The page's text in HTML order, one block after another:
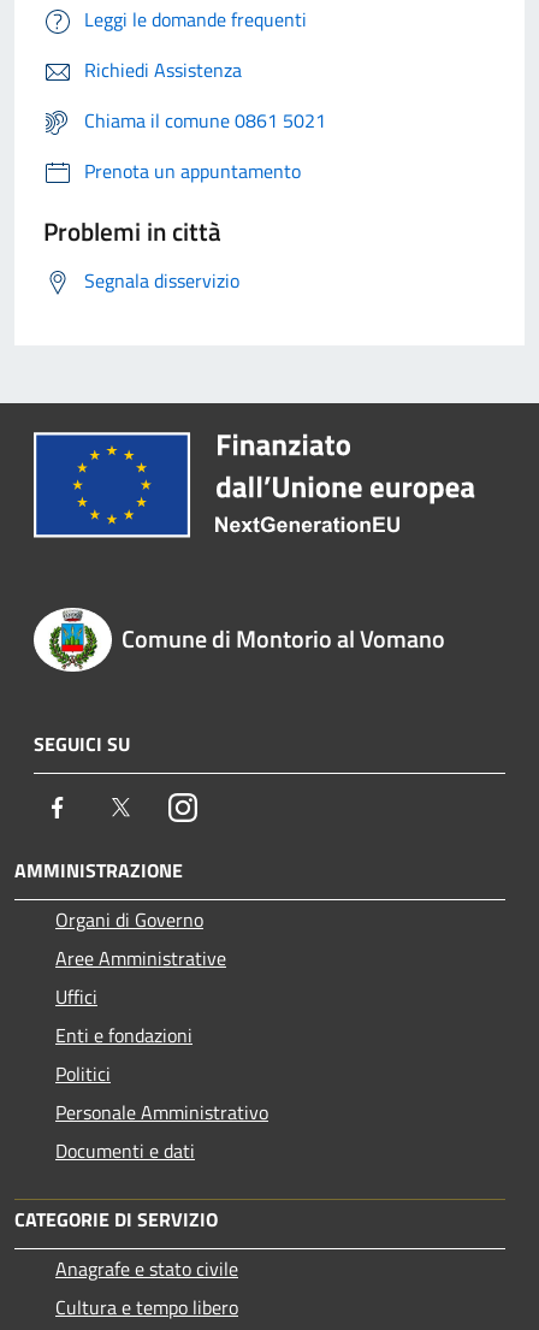
Leggi le domande frequenti
Richiedi Assistenza
Chiama il comune 0861 5021
Prenota un appuntamento
Problemi in città
Segnala disservizio
Comune di Montorio al Vomano
SEGUICI SU
Facebook TwitterInstagram
AMMINISTRAZIONE
Organi di Governo
Aree Amministrative
Uffici
Enti e fondazioni
Politici
Personale Amministrativo
Documenti e dati
CATEGORIE DI SERVIZIO
Anagrafe e stato civile
Cultura e tempo libero